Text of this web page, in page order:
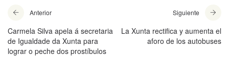
Anterior
Carmela Silva apela á secretaria
de Igualdade da Xunta para
lograr o peche dos prostíbulos
Siguiente
La Xunta rectifica y aumenta el
aforo de los autobuses